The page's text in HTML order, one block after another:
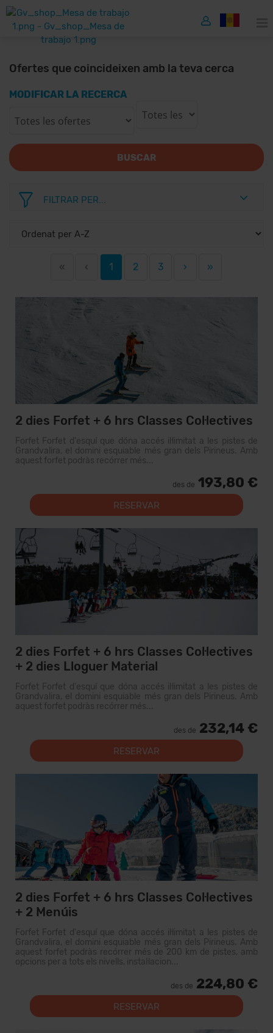
Ofertes que coincideixen amb la teva cerca
MODIFICAR LA RECERCA
BUSCAR
FILTRAR PER...
« ‹ 1 2 3 › »
2 dies Forfet + 6 hrs Classes Col·lectives
Forfet Forfet d'esquí que dóna accés il·limitat a les pistes de
Grandvalira, el domini esquiable més gran dels Pirineus. Amb
aquest forfet podràs recórrer més...
des de 193,80 €
RESERVAR
2 dies Forfet + 6 hrs Classes Col·lectives
+ 2 dies Lloguer Material
Forfet Forfet d'esquí que dóna accés il·limitat a les pistes de
Grandvalira, el domini esquiable més gran dels Pirineus. Amb
aquest forfet podràs recórrer més...
des de 232,14 €
RESERVAR
2 dies Forfet + 6 hrs Classes Col·lectives
+ 2 Menúis
Forfet Forfet d'esquí que dóna accés il·limitat a les pistes de
Grandvalira, el domini esquiable més gran dels Pirineus. Amb
aquest forfet podràs recórrer més de 200 km de pistes, amb
opcions per a tots els nivells, instal·lacion...
des de 224,80 €
RESERVAR